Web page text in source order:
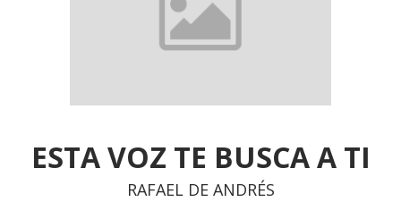
ESTA VOZ TE BUSCA A TI
RAFAEL DE ANDRÉS